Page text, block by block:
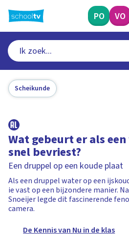
naar
hoofdinhoud
PO VO
Scheikunde
Wat gebeurt er als
snel bevriest?
Een druppel op een koude plaat
Als een druppel water op een
ie vast op een bijzondere manier.
Snoeijer legde dit fascinerende
camera.
De Kennis van Nu in de klas